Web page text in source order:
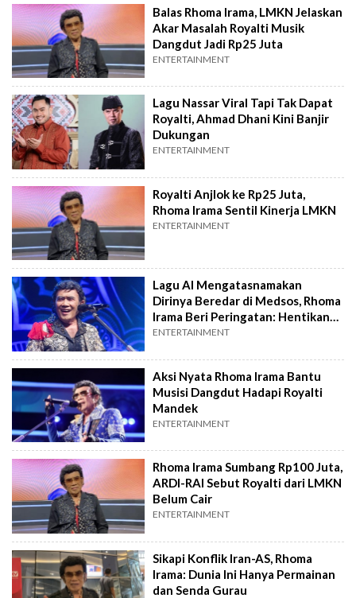
Balas Rhoma Irama, LMKN Jelaskan
Akar Masalah Royalti Musik
Dangdut Jadi Rp25 Juta
ENTERTAINMENT
Lagu Nassar Viral Tapi Tak Dapat
Royalti, Ahmad Dhani Kini Banjir
Dukungan
ENTERTAINMENT
Royalti Anjlok ke Rp25 Juta,
Rhoma Irama Sentil Kinerja LMKN
ENTERTAINMENT
Lagu AI Mengatasnamakan
Dirinya Beredar di Medsos, Rhoma
Irama Beri Peringatan: Hentikan
Ini!
ENTERTAINMENT
Aksi Nyata Rhoma Irama Bantu
Musisi Dangdut Hadapi Royalti
Mandek
ENTERTAINMENT
Rhoma Irama Sumbang Rp100 Juta,
ARDI-RAI Sebut Royalti dari LMKN
Belum Cair
ENTERTAINMENT
Sikapi Konflik Iran-AS, Rhoma
Irama: Dunia Ini Hanya Permainan
dan Senda Gurau